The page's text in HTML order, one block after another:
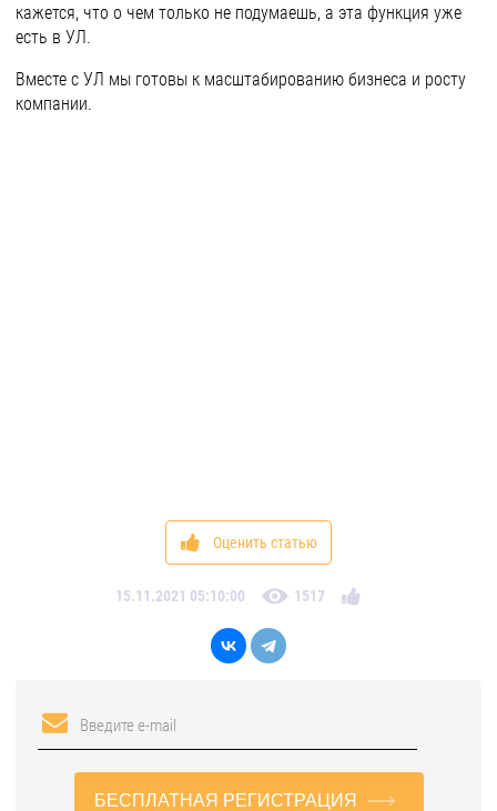
кажется, что о чем только не подумаешь, а эта функция уже
есть в УЛ.
Вместе с УЛ мы готовы к масштабированию бизнеса и росту
компании.
Оценить статью
15.11.2021 05:10:00 1517
БЕСПЛАТНАЯ РЕГИСТРАЦИЯ